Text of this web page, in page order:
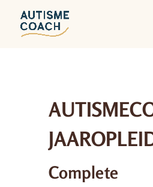
Complete